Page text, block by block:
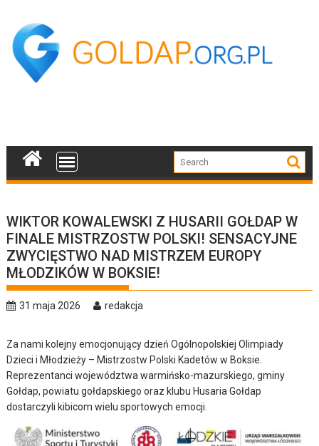
content
WIKTOR KOWALEWSKI Z HUSARII GOŁDAP W
FINALE MISTRZOSTW POLSKI! SENSACYJNE
ZWYCIĘSTWO NAD MISTRZEM EUROPY
MŁODZIKÓW W BOKSIE!
31 maja 2026 redakcja
Za nami kolejny emocjonujący dzień Ogólnopolskiej Olimpiady
Dzieci i Młodzieży – Mistrzostw Polski Kadetów w Boksie.
Reprezentanci województwa warmińsko-mazurskiego, gminy
Gołdap, powiatu gołdapskiego oraz klubu Husaria Gołdap
dostarczyli kibicom wielu sportowych emocji.